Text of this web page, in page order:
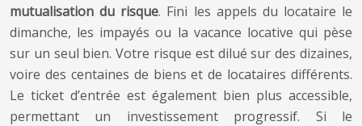
mutualisation du risque. Fini les appels du locataire le
dimanche, les impayés ou la vacance locative qui pèse
sur un seul bien. Votre risque est dilué sur des dizaines,
voire des centaines de biens et de locataires différents.
Le ticket d’entrée est également bien plus accessible,
permettant un investissement progressif. Si le